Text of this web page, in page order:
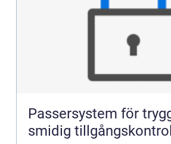
Passersystem för
smidig tillgångskontroll